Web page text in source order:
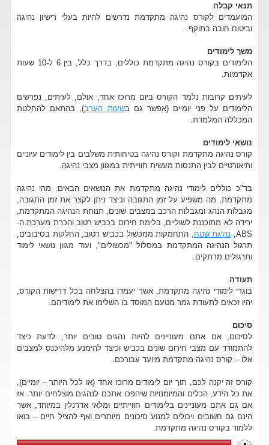
תנאי קבלה
המועמדים לקורס נהיגה מתקדמת נדרשים להיות בעלי רישיון נהיגה
וביטוח חובה בתוקף.
משך לימודים
הלימודים בקורס נהיגה מתקדמת כוללים, בדרך כלל, בין 6 ל-10 שעות
אקדמיות.
לעיתים קרובות נלמד הקורס ביום מרוכז אחד, אולם, לעיתים, נפרשים
הלימודים על פני יומיים (אפשר גם בשעות הערב), בהתאם להחלטת
המכללה המלמדת.
נושאי לימודים
קורס נהיגה מתקדמת וקורס נהיגה בטיחותית משלבים בין לימודים עיוניים
ותיאורטיים לבין התנסות מעשית חווייתית במגוון מצבי נהיגה.
בד"כ כוללים לימודי נהיגה מתקדמת את הנושאים הבאים: מהי נהיגה
מתקדמת, מה משפיע על זמן התגובה וכיצד ניתן לקצר את זמן התגובה,
מגבלות הנהג ומגבלות הרכב במצבים שונים, תנוחת הנהיגה המתקדמת,
ירידה לא מתוכננת לשוליים, בלימת חירום בכביש רטוב והכרת מערכת ה-
ABS,
נהיגת שטח , התחמקות ממכשול בכביש רטוב, החלקות בסיבובים,
תרגול הנהיגה המתקדמת במסלול "מכשולים", ועוד מגוון נושאי לימוד
ותרגולים מרתקים.
תעודה
בוגרי לימודי נהיגה מתקדמת, אשר יעמדו בהצלחה בכל דרישות הקורס,
יהיו זכאים לתעודת גמר מטעם המוסד בו השלימו את לימודיהם.
סיכום
לסיכום, אם אתם מעוניינים להיות נהגים טובים יותר, לדעת כיצד
להתמודד עם מצבי חירום שונים בכביש וכיצד להימנע מלהיכנס למצבים
אלו – קורס נהיגה מתקדמת מיועד עבורכם.
קורס זה יקנה לכם, תוך יום לימודים מרוכז אחד (או לכל היותר – יומיים),
את כל הידע, הכלים והמיומנויות שיהפכו אתכם לנהגים מוצלחים יותר. אז
אם גם אתם מעוניינים בלימודים חווייתיים ומלאי אדרנלין במיוחד, אשר
הינם גם חשובים ויכולים למנוע סיכונים מיותרים ואף להציל חיים – בואו
ללמוד בקורס נהיגה מתקדמת.